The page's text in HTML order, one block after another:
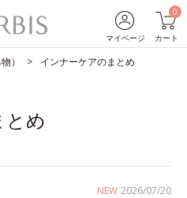
マイページ
0
カート
） インナーケアのまとめ
とめ
NEW 2026/07/20